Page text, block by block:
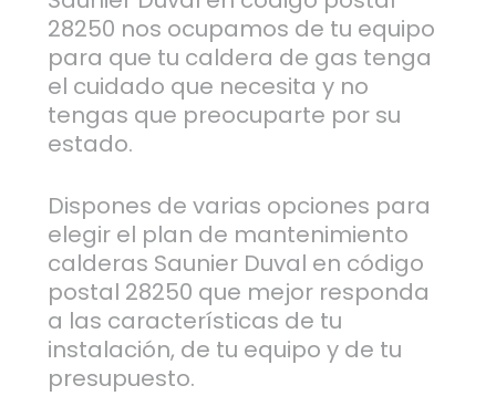
28250 nos ocupamos de tu equipo
para que tu caldera de gas tenga
el cuidado que necesita y no
tengas que preocuparte por su
estado.
Dispones de varias opciones para
elegir el plan de mantenimiento
calderas Saunier Duval en código
postal 28250 que mejor responda
a las características de tu
instalación, de tu equipo y de tu
presupuesto.